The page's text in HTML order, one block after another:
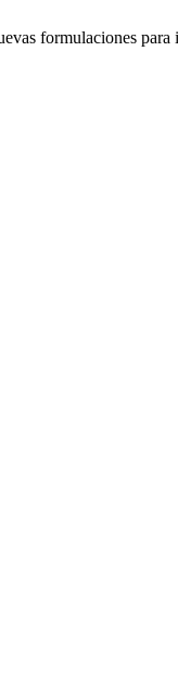
formulaciones